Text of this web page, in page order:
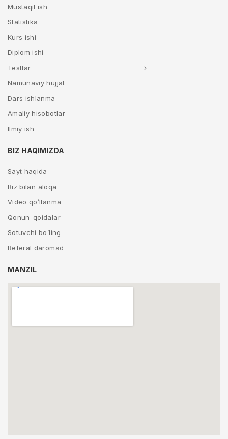
Mustaqil ish
Statistika
Kurs ishi
Diplom ishi
Testlar
Namunaviy hujjat
Dars ishlanma
Amaliy hisobotlar
Ilmiy ish
BIZ HAQIMIZDA
Sayt haqida
Biz bilan aloqa
Video qo’llanma
Qonun-qoidalar
Sotuvchi bo’ling
Referal daromad
MANZIL